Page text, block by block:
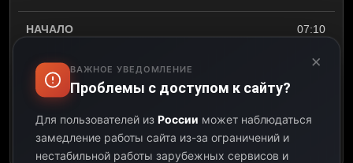
07:10
07:30
Открыть описание
×
ВАЖНОЕ УВЕДОМЛЕНИЕ
Проблемы с доступом к сайту?
Для пользователей из России может наблюдаться
замедление работы сайта из-за ограничений и
нестабильной работы зарубежных сервисов и